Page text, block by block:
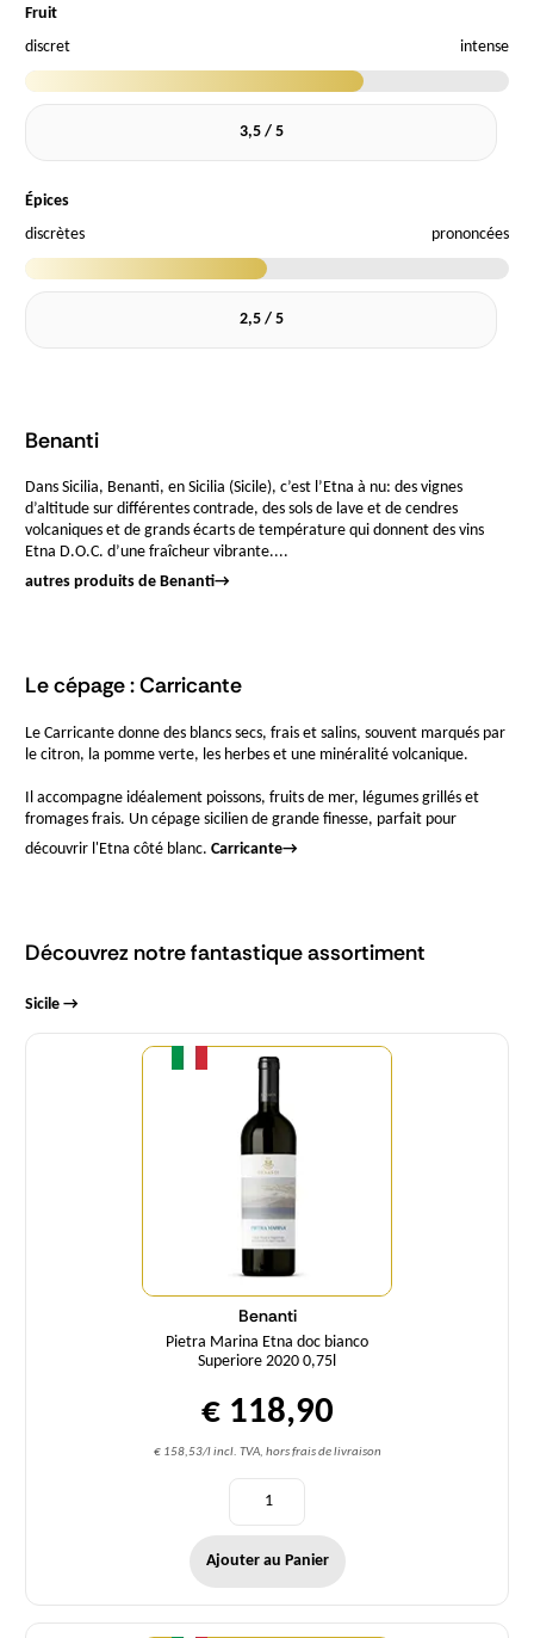
Fruit
discret
intense
3,5 / 5
Épices
discrètes
prononcées
2,5 / 5
Benanti
Dans Sicilia, Benanti, en Sicilia (Sicile), c’est l’Etna à nu: des vignes
d’altitude sur différentes contrade, des sols de lave et de cendres
volcaniques et de grands écarts de température qui donnent des vins
Etna D.O.C. d’une fraîcheur vibrante....
autres produits de Benanti→
Le cépage : Carricante
Le Carricante donne des blancs secs, frais et salins, souvent marqués par
le citron, la pomme verte, les herbes et une minéralité volcanique.
Il accompagne idéalement poissons, fruits de mer, légumes grillés et
fromages frais. Un cépage sicilien de grande finesse, parfait pour
découvrir l'Etna côté blanc. Carricante→
Découvrez notre fantastique assortiment
Sicile →
Benanti
Pietra Marina Etna doc bianco
Superiore 2020 0,75l
€ 118,90
€ 158,53/l incl. TVA, hors frais de livraison
Quantité
Ajouter au Panier
Quantité